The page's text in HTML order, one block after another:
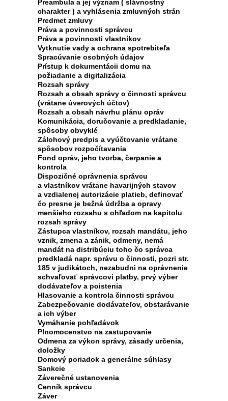
Preambula a jej význam ( slávnostný
charakter ) a vyhlásenia zmluvných strán
Predmet zmluvy
Práva a povinnosti správcu
Práva a povinnosti vlastníkov
Vytknutie vady a ochrana spotrebiteľa
Spracúvanie osobných údajov
Prístup k dokumentácii domu na
požiadanie a digitalizácia
Rozsah správy
Rozsah a obsah správy o činnosti správcu
(vrátane úverových účtov)
Rozsah a obsah návrhu plánu opráv
Komunikácia, doručovanie a predkladanie,
spôsoby obvyklé
Zálohový predpis a vyúčtovanie vrátane
spôsobov rozpočítavania
Fond opráv, jeho tvorba, čerpanie a
kontrola
Dispozičné oprávnenia správcu
a vlastníkov vrátane havarijných stavov
a vzdialenej autorizácie platieb, definovať
čo presne je bežná údržba a opravy
menšieho rozsahu s ohľadom na kapitolu
rozsah správy
Zástupca vlastníkov, rozsah mandátu, jeho
vznik, zmena a zánik, odmeny, nemá
mandát na distribúciu toho čo správca
predkladá napr. správu o činnosti, pozri str.
185 v judikátoch, nezabudni na oprávnenie
schvaľovať správcovi platby, prvý výber
dodávateľov a poistenia
Hlasovanie a kontrola činnosti správcu
Zabezpečovanie dodávateľov, obstarávanie
a ich výber
Vymáhanie pohľadávok
Plnomocenstvo na zastupovanie
Odmena za výkon správy, zásady určenia,
doložky
Domový poriadok a generálne súhlasy
Sankcie
Záverečné ustanovenia
Cenník správcu
Záver